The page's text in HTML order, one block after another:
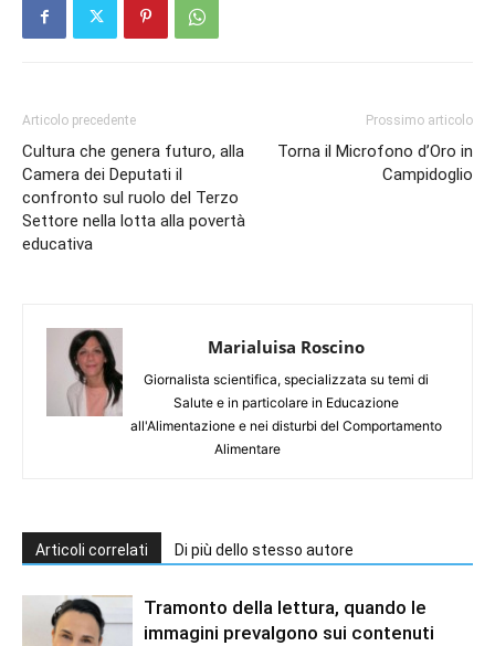
Articolo precedente
Cultura che genera futuro, alla
Camera dei Deputati il
confronto sul ruolo del Terzo
Settore nella lotta alla povertà
educativa
Prossimo articolo
Torna il Microfono d’Oro in
Campidoglio
Marialuisa Roscino
Giornalista scientifica, specializzata su temi di
Salute e in particolare in Educazione
all'Alimentazione e nei disturbi del Comportamento
Alimentare
Articoli correlati Di più dello stesso autore
Tramonto della lettura, quando le
immagini prevalgono sui contenuti